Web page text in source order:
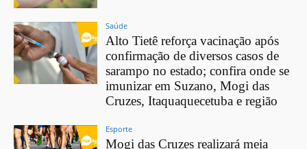
Saúde
Alto Tietê reforça vacinação após
confirmação de diversos casos de
sarampo no estado; confira onde se
imunizar em Suzano, Mogi das
Cruzes, Itaquaquecetuba e região
Esporte
Mogi das Cruzes realizará meia